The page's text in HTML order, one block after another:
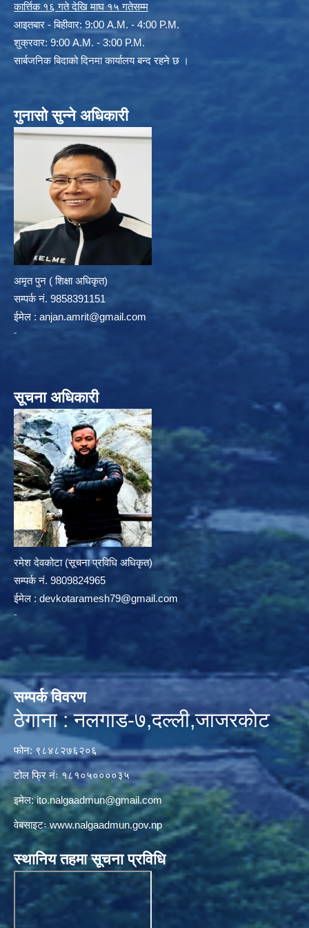
कार्त्तिक १६ गते देखि माघ १५ गतेसम्म
आइतबार - बिहीवार: 9:00 A.M. - 4:00 P.M.
शुक्रवार: 9:00 A.M. - 3:00 P.M.
सार्बजनिक बिदाको दिनमा कार्यालय बन्द रहने छ ।
गुनासो सुन्ने अधिकारी
अमृत पुन ( शिक्षा अधिकृत)
सम्पर्क न‌ं. 9858391151
ईमेल : anjan.amrit@gmail.com
सूचना अधिकारी
रमेश देवकोटा (सूचना प्रविधि अधिकृत)
सम्पर्क न‌ं. 9809824965
ईमेल : devkotaramesh79@gmail.com
सम्पर्क विवरण
ठेगाना : नलगाड-७,दल्ली,जाजरकाेट
फोन: ९८४८२७६२०६
टोल फ्रि नंः १८१०५००००३५
इमेल:ito.nalgaadmun@gmail.com
वेबसाइटःwww.nalgaadmun.gov.np
स्थानिय तहमा सूचना प्रविधि